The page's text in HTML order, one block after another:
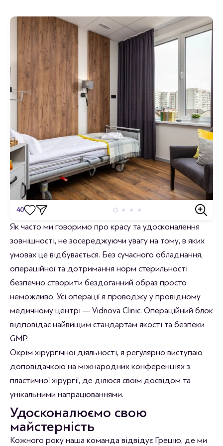
40
Відгуки
Станьте першим хто залишить відгук.
Як часто ми говоримо про красу та удосконалення
зовнішності, не зосереджуючи увагу на тому, в яких
умовах це відбувається. Без сучасного обладнання,
операційної та дотримання норм стерильності
безпечно створити бездоганний образ просто
неможливо. Усі операції я проводжу у провідному
медичному центрі — Vidnova Clinic. Операційний блок
відповідає найвищим стандартам якості та безпеки
GMP.
Окрім хірургічної діяльності, я регулярно виступаю
доповідачкою на міжнародних конференціях з
пластичної хірургії, де ділюся своїм досвідом та
унікальними напрацюваннями.
Удосконалюємо свою
майстерність
Кожного року наша команда відвідує Грецію, де ми